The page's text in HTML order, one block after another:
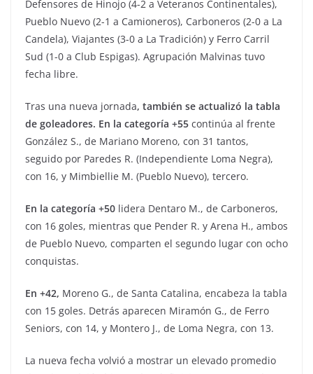
Defensores de Hinojo (4-2 a Veteranos Continentales),
Pueblo Nuevo (2-1 a Camioneros), Carboneros (2-0 a La
Candela), Viajantes (3-0 a La Tradición) y Ferro Carril
Sud (1-0 a Club Espigas). Agrupación Malvinas tuvo
fecha libre.
Tras una nueva jornada, también se actualizó la tabla
de goleadores. En la categoría +55 continúa al frente
González S., de Mariano Moreno, con 31 tantos,
seguido por Paredes R. (Independiente Loma Negra),
con 16, y Mimbiellie M. (Pueblo Nuevo), tercero.
En la categoría +50 lidera Dentaro M., de Carboneros,
con 16 goles, mientras que Pender R. y Arena H., ambos
de Pueblo Nuevo, comparten el segundo lugar con ocho
conquistas.
En +42, Moreno G., de Santa Catalina, encabeza la tabla
con 15 goles. Detrás aparecen Miramón G., de Ferro
Seniors, con 14, y Montero J., de Loma Negra, con 13.
La nueva fecha volvió a mostrar un elevado promedio